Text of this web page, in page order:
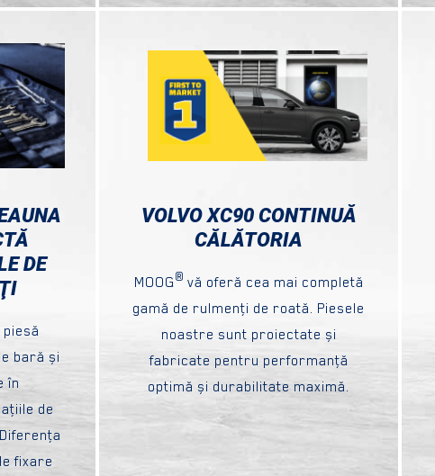
DE
piesă
bară și
în
de
fixare
VOLVO XC90 CONTINUĂ
CĂLĂTORIA
MOOG® vă oferă cea mai completă
gamă de rulmenţi de roată. Piesele
noastre sunt proiectate și
fabricate pentru performanţă
optimă și durabilitate maximă.